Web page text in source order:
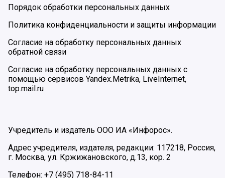
Порядок обработки персональных данных
Политика конфиденциальности и защиты информации
Согласие на обработку персональных данных
обратной связи
Согласие на обработку персональных данных с
помощью сервисов Yandex.Metrika, LiveInternet,
top.mail.ru
Учредитель и издатель ООО ИА «Инфорос».
Адрес учредителя, издателя, редакции: 117218, Россия,
г. Москва, ул. Кржижановского, д.13, кор. 2
Телефон: +7 (495) 718-84-11